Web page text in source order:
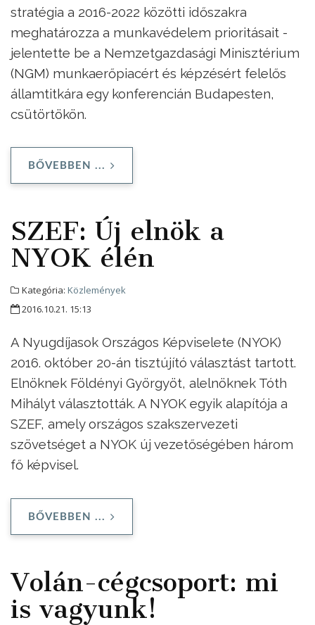
stratégia a 2016-2022 közötti időszakra
meghatározza a munkavédelem prioritásait -
jelentette be a Nemzetgazdasági Minisztérium
(NGM) munkaerőpiacért és képzésért felelős
államtitkára egy konferencián Budapesten,
csütörtökön.
BŐVEBBEN ...
SZEF: Új elnök a
NYOK élén
Kategória: Közlemények
2016.10.21. 15:13
A Nyugdíjasok Országos Képviselete (NYOK)
2016. október 20-án tisztújító választást tartott.
Elnöknek Földényi Györgyöt, alelnöknek Tóth
Mihályt választották. A NYOK egyik alapítója a
SZEF, amely országos szakszervezeti
szövetséget a NYOK új vezetőségében három
fő képvisel.
BŐVEBBEN ...
Volán-cégcsoport: mi
is vagyunk!